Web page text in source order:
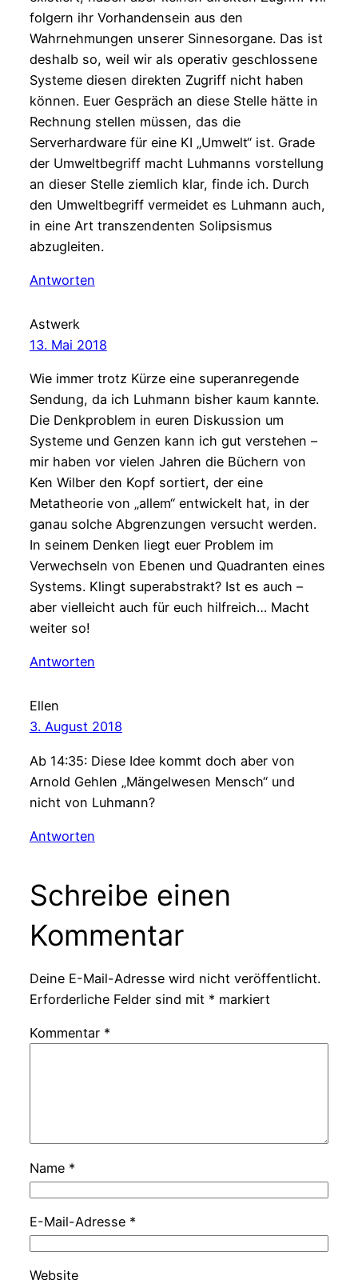
folgern ihr Vorhandensein aus den
Wahrnehmungen unserer Sinnesorgane. Das ist
deshalb so, weil wir als operativ geschlossene
Systeme diesen direkten Zugriff nicht haben
können. Euer Gespräch an diese Stelle hätte in
Rechnung stellen müssen, das die
Serverhardware für eine KI „Umwelt“ ist. Grade
der Umweltbegriff macht Luhmanns vorstellung
an dieser Stelle ziemlich klar, finde ich. Durch
den Umweltbegriff vermeidet es Luhmann auch,
in eine Art transzendenten Solipsismus
abzugleiten.
Antworten
Astwerk
13. Mai 2018
Wie immer trotz Kürze eine superanregende
Sendung, da ich Luhmann bisher kaum kannte.
Die Denkproblem in euren Diskussion um
Systeme und Genzen kann ich gut verstehen –
mir haben vor vielen Jahren die Büchern von
Ken Wilber den Kopf sortiert, der eine
Metatheorie von „allem“ entwickelt hat, in der
ganau solche Abgrenzungen versucht werden.
In seinem Denken liegt euer Problem im
Verwechseln von Ebenen und Quadranten eines
Systems. Klingt superabstrakt? Ist es auch –
aber vielleicht auch für euch hilfreich… Macht
weiter so!
Antworten
Ellen
3. August 2018
Ab 14:35: Diese Idee kommt doch aber von
Arnold Gehlen „Mängelwesen Mensch“ und
nicht von Luhmann?
Antworten
Schreibe einen
Kommentar
Deine E-Mail-Adresse wird nicht veröffentlicht.
Erforderliche Felder sind mit * markiert
Kommentar *
Name *
E-Mail-Adresse *
Website